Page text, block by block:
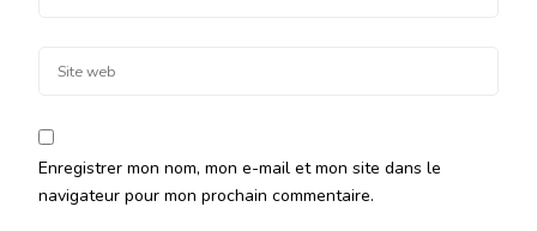
Enregistrer mon nom, mon e-mail et mon site dans le
navigateur pour mon prochain commentaire.